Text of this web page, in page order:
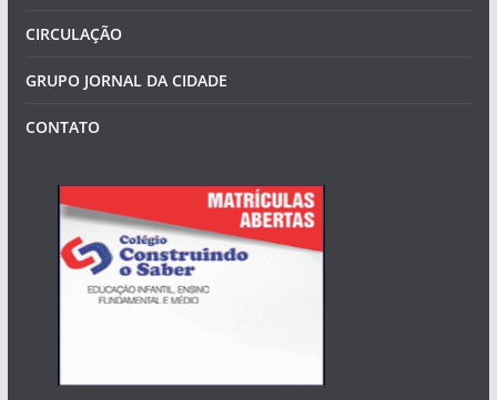
CIRCULAÇÃO
GRUPO JORNAL DA CIDADE
CONTATO